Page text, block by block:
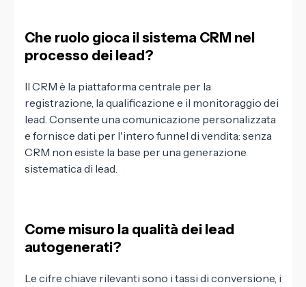
Che ruolo gioca il sistema CRM nel
processo dei lead?
Il CRM è la piattaforma centrale per la
registrazione, la qualificazione e il monitoraggio dei
lead. Consente una comunicazione personalizzata
e fornisce dati per l'intero funnel di vendita: senza
CRM non esiste la base per una generazione
sistematica di lead.
Come misuro la qualità dei lead
autogenerati?
Le cifre chiave rilevanti sono i tassi di conversione, i